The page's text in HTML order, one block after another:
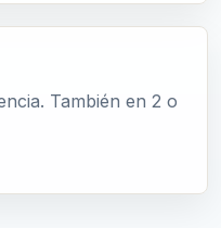
También en 2 o